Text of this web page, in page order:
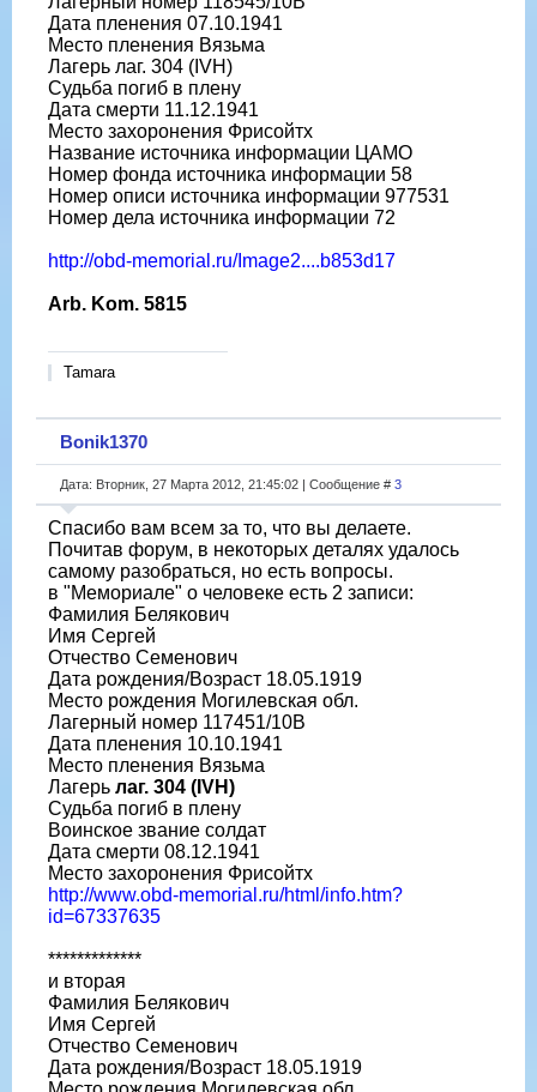
Дата пленения 07.10.1941
Место пленения Вязьма
Лагерь лаг. 304 (IVH)
Судьба погиб в плену
Дата смерти 11.12.1941
Место захоронения Фрисойтх
Название источника информации ЦАМО
Номер фонда источника информации 58
Номер описи источника информации 977531
Номер дела источника информации 72
http://obd-memorial.ru/Image2....b853d17
Arb. Kom. 5815
Tamara
Bonik1370
Дата: Вторник, 27 Марта 2012, 21:45:02 | Сообщение # 3
Спасибо вам всем за то, что вы делаете.
Почитав форум, в некоторых деталях удалось
самому разобраться, но есть вопросы.
в "Мемориале" о человеке есть 2 записи:
Фамилия Белякович
Имя Сергей
Отчество Семенович
Дата рождения/Возраст 18.05.1919
Место рождения Могилевская обл.
Лагерный номер 117451/10В
Дата пленения 10.10.1941
Место пленения Вязьма
Лагерь лаг. 304 (IVH)
Судьба погиб в плену
Воинское звание солдат
Дата смерти 08.12.1941
Место захоронения Фрисойтх
http://www.obd-memorial.ru/html/info.htm?
id=67337635
*************
и вторая
Фамилия Белякович
Имя Сергей
Отчество Семенович
Дата рождения/Возраст 18.05.1919